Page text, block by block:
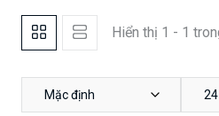
Hiển thị 1 - 1
Mặc định 24